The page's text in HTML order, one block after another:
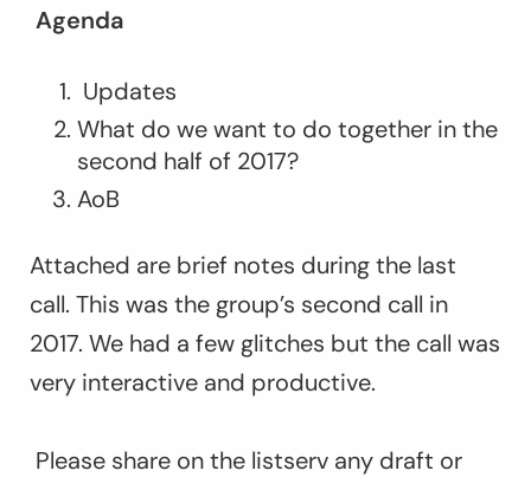
Agenda
Updates
What do we want to do together in the
second half of 2017?
AoB
Attached are brief notes during the last
call. This was the group’s second call in
2017. We had a few glitches but the call was
very interactive and productive.
Please share on the listserv any draft or